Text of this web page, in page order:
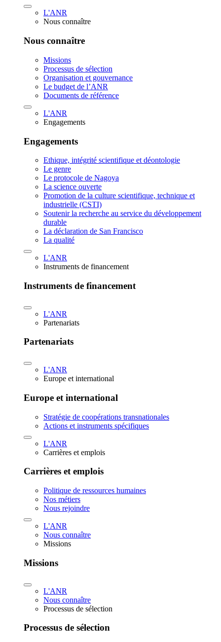
L'ANR
Nous connaître
Nous connaître
Missions
Processus de sélection
Organisation et gouvernance
Le budget de l’ANR
Documents de référence
L'ANR
Engagements
Engagements
Ethique, intégrité scientifique et déontologie
Le genre
Le protocole de Nagoya
La science ouverte
Promotion de la culture scientifique, technique et
industrielle (CSTI)
Soutenir la recherche au service du développement
durable
La déclaration de San Francisco
La qualité
L'ANR
Instruments de financement
Instruments de financement
L'ANR
Partenariats
Partenariats
L'ANR
Europe et international
Europe et international
Stratégie de coopérations transnationales
Actions et instruments spécifiques
L'ANR
Carrières et emplois
Carrières et emplois
Politique de ressources humaines
Nos métiers
Nous rejoindre
L'ANR
Nous connaître
Missions
Missions
L'ANR
Nous connaître
Processus de sélection
Processus de sélection